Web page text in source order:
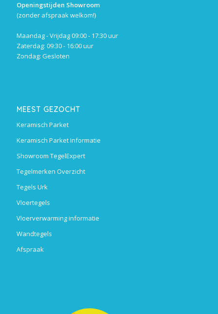
Openingstijden Showroom
(zonder afspraak welkom!)
Maandag - Vrijdag 09:00 - 17:30 uur
Zaterdag: 09:30 - 16:00 uur
Zondag: Gesloten
MEEST GEZOCHT
Keramisch Parket
Keramisch Parket Informatie
Showroom TegelExpert
Tegelmerken Overzicht
Tegels Urk
Vloertegels
Vloerverwarming informatie
Wandtegels
Afspraak